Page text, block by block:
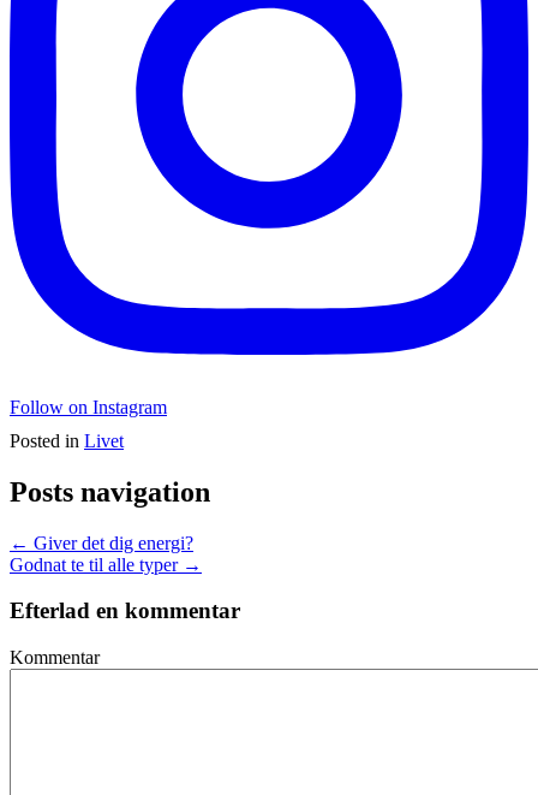
Follow on Instagram
Posted in Livet
Posts navigation
← Giver det dig energi?
Godnat te til alle typer →
Efterlad en kommentar
Kommentar